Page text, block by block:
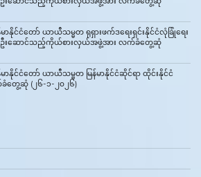
ာနိုင်ငံတော် ယာယီသမ္မတ ရုရှားဖက်ဒရေးရှင်းနိုင်ငံလုံခြုံရေး
းဦးဆောင်သည့်ကိုယ်စားလှယ်အဖွဲ့အား လက်ခံတွေ့ဆုံ
မာနိုင်ငံတော် ယာယီသမ္မတ မြန်မာနိုင်ငံဆိုင်ရာ ထိုင်းနိုင်ငံ
တွေ့ဆုံ (၂၆-၁-၂၀၂၆)